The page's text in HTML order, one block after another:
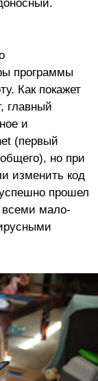
программы
Как покажет
главный
и
(первый
но при
изменить код
прошел
всеми мало-